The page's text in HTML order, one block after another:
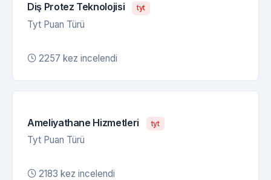
Diş Protez Teknolojisi tyt
Tyt Puan Türü
2257 kez incelendi
Ameliyathane Hizmetleri tyt
Tyt Puan Türü
2183 kez incelendi